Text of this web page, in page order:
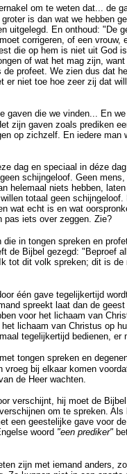
om te weten dat... de
is dan wat we hebben
En onthoud: "De
corrigeren, of een vrouw,
die op hem is niet uit God
of wat het mag zijn,
profeet. We zien dus dat
niet toe hoe zeer zij dat
gaven die we vinden... En
zijn gaven zoals prediken
op zichzelf. En iedere man
dag en speciaal in déze
schijngeloof. Geen
helemaal niets hebben,
totaal geen
wat echt is en wat
pas iets over zeggen. Zie?
in tongen spreken en
de Bijbel gezegd: "Beproef
tot dit volk spreken; dit is
één gave tegelijkertijd
spreekt laat dan de
voor het lichaam van
lichaam van Christus op
tegelijkertijd bedienen, er
tongen spreken en
bij elkaar komen
de Heer wachten.
verschijnt, hij moet de
om te spreken.
een geestelijke gave voor
woord "een prediker"
zijn met iemand anders,